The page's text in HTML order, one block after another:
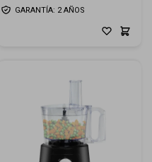
GARANTÍA: 2 AÑOS